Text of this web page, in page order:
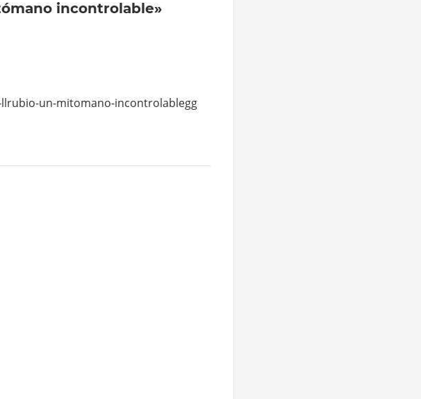
incontrolable»
un-mitomano-incontrolablegg